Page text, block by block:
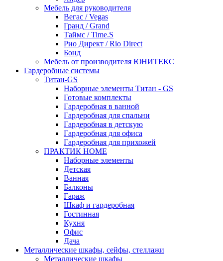
Мебель для руководителя
Вегас / Vegas
Гранд / Grand
Таймс / Time.S
Рио Директ / Rio Direct
Бонд
Мебель от производителя ЮНИТЕКС
Гардеробные системы
Титан-GS
Наборные элементы Титан - GS
Готовые комплекты
Гардеробная в ванной
Гардеробная для спальни
Гардеробная в детскую
Гардеробная для офиса
Гардеробная для прихожей
ПРАКТИК HOME
Наборные элементы
Детская
Ванная
Балконы
Гараж
Шкаф и гардеробная
Гостинная
Кухня
Офис
Дача
Металлические шкафы, сейфы, стеллажи
Металлические шкафы